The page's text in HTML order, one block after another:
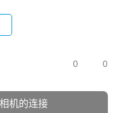
0 0
机的连接